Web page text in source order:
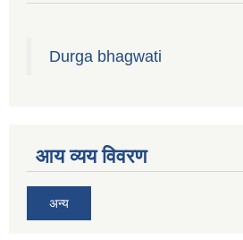
Durga bhagwati
आय व्यय विवरण
अन्य